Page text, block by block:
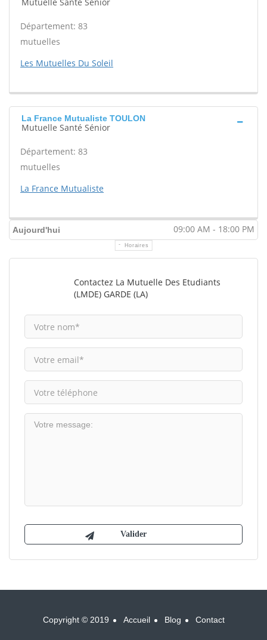
Département: 83
mutuelles
Les Mutuelles Du Soleil
La France Mutualiste TOULON
Mutuelle Santé Sénior
Département: 83
mutuelles
La France Mutualiste
Aujourd'hui 09:00 AM - 18:00 PM
Horaires
Contactez La Mutuelle Des Etudiants
(LMDE) GARDE (LA)
Copyright © 2019 Accueil Blog Contact